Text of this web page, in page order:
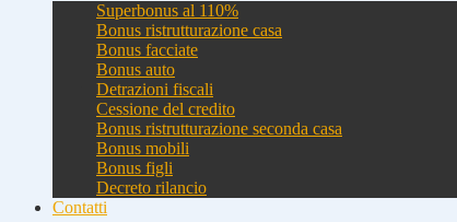
Superbonus al 110%
Bonus ristrutturazione casa
Bonus facciate
Bonus auto
Detrazioni fiscali
Cessione del credito
Bonus ristrutturazione seconda casa
Bonus mobili
Bonus figli
Decreto rilancio
Contatti